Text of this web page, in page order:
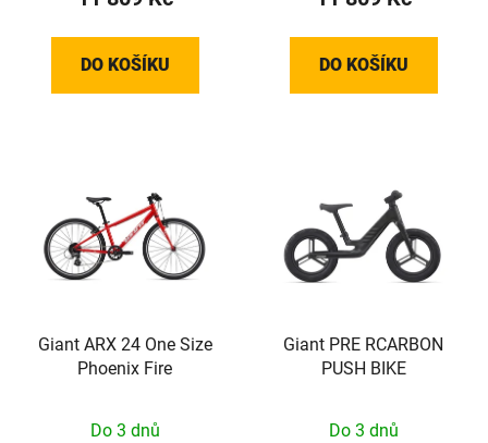
DO KOŠÍKU DO KOŠÍKU
Giant ARX 24 One Size
Phoenix Fire
Do 3 dnů
Giant PRE RCARBON
PUSH BIKE
Do 3 dnů